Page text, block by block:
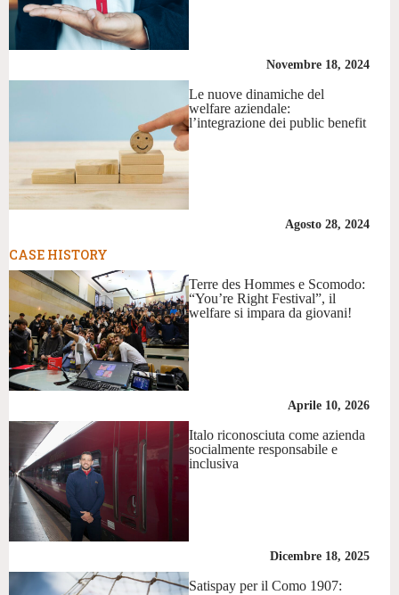
Novembre 18, 2024
Le nuove dinamiche del
welfare aziendale:
l’integrazione dei public benefit
Agosto 28, 2024
CASE HISTORY
Terre des Hommes e Scomodo:
“You’re Right Festival”, il
welfare si impara da giovani!
Aprile 10, 2026
Italo riconosciuta come azienda
socialmente responsabile e
inclusiva
Dicembre 18, 2025
Satispay per il Como 1907: